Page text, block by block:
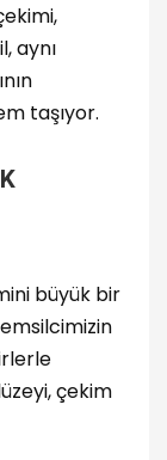
aynı
taşıyor.
büyük bir
çekim